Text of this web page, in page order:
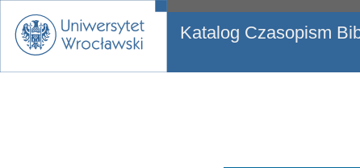
Katalog Czasopism